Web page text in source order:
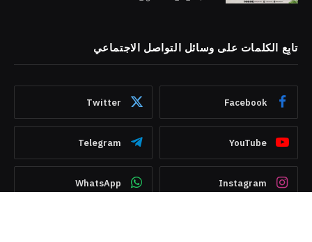
تابِع الكلمات على وسائل التواصل الاجتماعي
Facebook
Twitter
YouTube
Telegram
Instagram
WhatsApp